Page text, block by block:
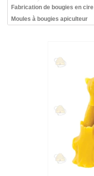
Fabrication de bougies en
Moules à bougies apiculteur